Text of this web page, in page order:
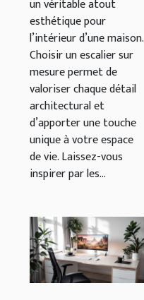
un véritable atout
esthétique pour
l’intérieur d’une maison.
Choisir un escalier sur
mesure permet de
valoriser chaque détail
architectural et
d’apporter une touche
unique à votre espace
de vie. Laissez-vous
inspirer par les...